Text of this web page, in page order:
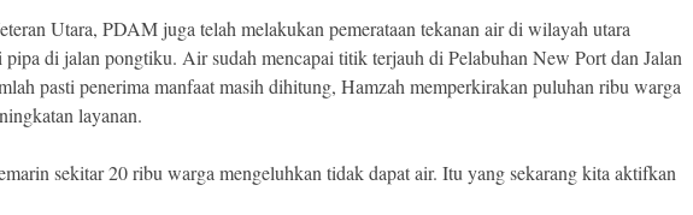
Utara, PDAM juga telah melakukan pemerataan tekanan air di wilayah utara
pipa di jalan pongtiku. Air sudah mencapai titik terjauh di Pelabuhan New Port dan Jalan
pasti penerima manfaat masih dihitung, Hamzah memperkirakan puluhan ribu warga
layanan.
sekitar 20 ribu warga mengeluhkan tidak dapat air. Itu yang sekarang kita aktifkan